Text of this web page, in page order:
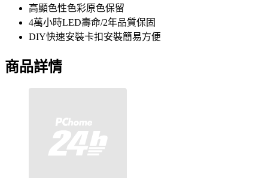
高顯色性色彩原色保留
4萬小時LED壽命/2年品質保固
DIY快速安裝卡扣安裝簡易方便
商品詳情